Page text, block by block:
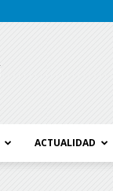
ACTUALIDAD